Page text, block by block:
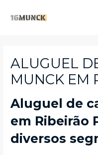
ALUGUEL
MUNCK EM
Aluguel de
em Ribeirão
diversos